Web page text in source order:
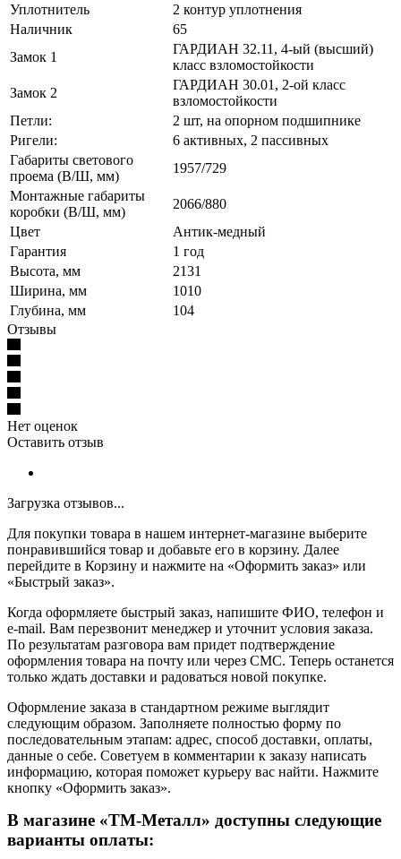
Уплотнитель
2 контур уплотнения
Наличник
65
Замок 1
ГАРДИАН 32.11, 4-ый (высший)
класс взломостойкости
Замок 2
ГАРДИАН 30.01, 2-ой класс
взломостойкости
Петли:
2 шт, на опорном подшипнике
Ригели:
6 активных, 2 пассивных
Габариты светового
проема (В/Ш, мм)
1957/729
Монтажные габариты
коробки (В/Ш, мм)
2066/880
Цвет
Антик-медный
Гарантия
1 год
Высота, мм
2131
Ширина, мм
1010
Глубина, мм
104
Отзывы
Нет оценок
Оставить отзыв
Загрузка отзывов...
Для покупки товара в нашем интернет-магазине выберите
понравившийся товар и добавьте его в корзину. Далее
перейдите в Корзину и нажмите на «Оформить заказ» или
«Быстрый заказ».
Когда оформляете быстрый заказ, напишите ФИО, телефон и
e-mail. Вам перезвонит менеджер и уточнит условия заказа.
По результатам разговора вам придет подтверждение
оформления товара на почту или через СМС. Теперь останется
только ждать доставки и радоваться новой покупке.
Оформление заказа в стандартном режиме выглядит
следующим образом. Заполняете полностью форму по
последовательным этапам: адрес, способ доставки, оплаты,
данные о себе. Советуем в комментарии к заказу написать
информацию, которая поможет курьеру вас найти. Нажмите
кнопку «Оформить заказ».
В магазине «ТМ-Металл» доступны следующие
варианты оплаты: